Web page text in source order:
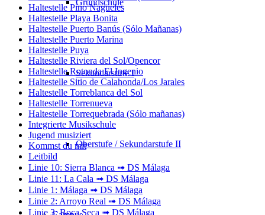
Grundschule
Sekundarstufe I
Oberstufe / Sekundarstufe II
Haltestelle Pino Nagüeles
Haltestelle Playa Bonita
Haltestelle Puerto Banús (Sólo Mañanas)
Haltestelle Puerto Marina
Haltestelle Puya
Haltestelle Riviera del Sol/Opencor
Haltestelle Rotonda El Ingenio
Haltestelle Sitio de Calahonda/Los Jarales
Haltestelle Torreblanca del Sol
Haltestelle Torrenueva
Haltestelle Torrequebrada (Sólo mañanas)
Integrierte Musikschule
Jugend musiziert
Kommst du mit
Leitbild
Linie 10: Sierra Blanca ➟ DS Málaga
Linie 11: La Cala ➟ DS Málaga
Linie 1: Málaga ➟ DS Málaga
Linie 2: Arroyo Real ➟ DS Málaga
Linie 3: Boca Seca ➟ DS Málaga